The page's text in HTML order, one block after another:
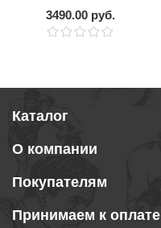
3490.00 руб.
Каталог
О компании
Покупателям
Принимаем к оплате